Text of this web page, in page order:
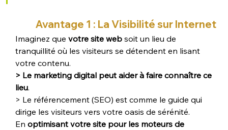
Avantage 1 : La Visibilité sur Internet
Imaginez que votre site web soit un lieu de
tranquillité où les visiteurs se détendent en lisant
votre contenu.
> Le marketing digital peut aider à faire connaître ce
lieu.
> Le référencement (SEO) est comme le guide qui
dirige les visiteurs vers votre oasis de sérénité.
En optimisant votre site pour les moteurs de